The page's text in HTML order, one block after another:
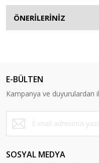
ÖNERİLERİNİZ
E-BÜLTEN
Kampanya ve duyurulardan
SOSYAL MEDYA